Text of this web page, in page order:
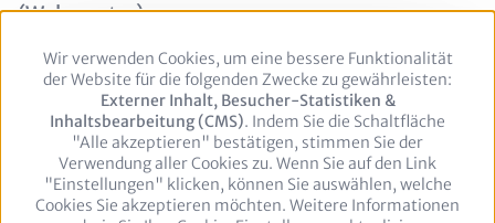
(Webmaster):
Daniel Högele
webmaster@adelphi.de
Footer
Impressum Datenschutzerklärung Kontakt
Use
of
personal
data
and
cookies
Wir verwenden Cookies, um eine bessere Funktionalität
der Website für die folgenden Zwecke zu gewährleisten:
Externer Inhalt, Besucher-Statistiken &
Inhaltsbearbeitung (CMS). Indem Sie die Schaltfläche
"Alle akzeptieren" bestätigen, stimmen Sie der
Verwendung aller Cookies zu. Wenn Sie auf den Link
"Einstellungen" klicken, können Sie auswählen, welche
Cookies Sie akzeptieren möchten. Weitere Informationen